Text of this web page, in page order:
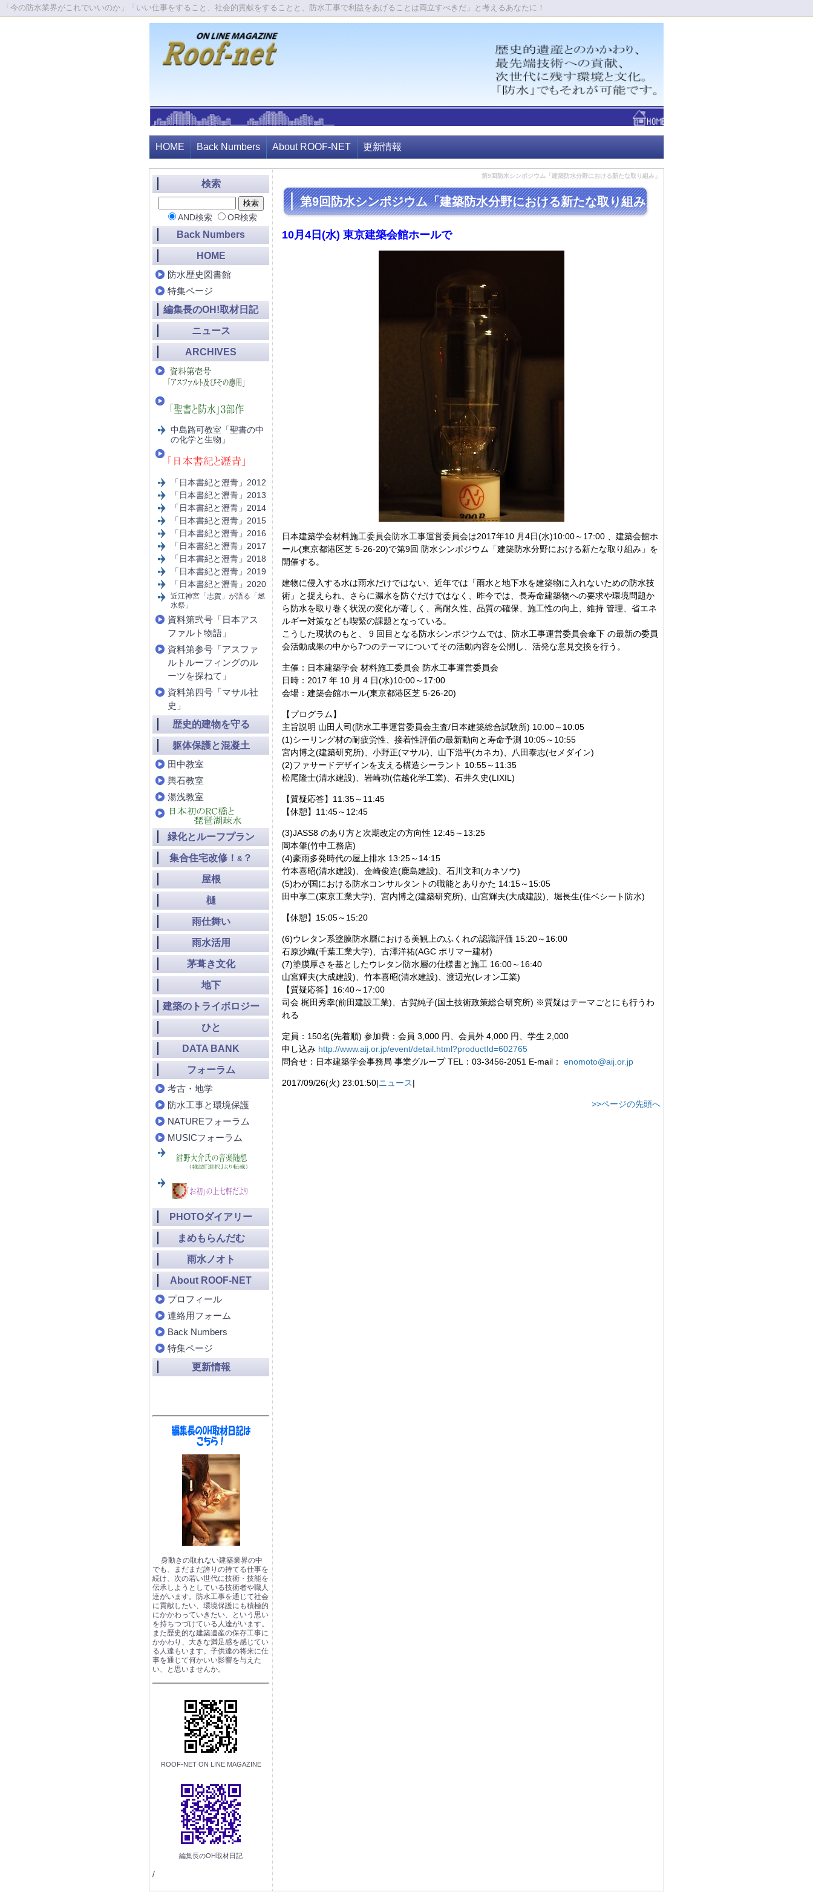
「今の防水業界がこれでいいのか」「いい仕事をすること、社会的貢献をすることと、防水工事で利益をあげることは両立すべきだ」と考えるあなたに！
HOME Back Numbers About ROOF-NET 更新情報
第9回防水シンポジウム「建築防水分野における新たな取り組み」
第9回防水シンポジウム「建築防水分野における新たな取り組み」
10月4日(水) 東京建築会館ホールで
日本建築学会材料施工委員会防水工事運営委員会は2017年10 月4日(水)10:00～17:00 、建築会館ホ
ール(東京都港区芝 5-26-20)で第9回 防水シンポジウム「建築防水分野における新たな取り組み」を
開催する。
建物に侵入する水は雨水だけではない、近年では「雨水と地下水を建築物に入れないための防水技
術」と捉えられ、さらに漏水を防ぐだけではなく、昨今では、長寿命建築物への要求や環境問題か
ら防水を取り巻く状況の変化が著しく、高耐久性、品質の確保、施工性の向上、維持 管理、省エネ
ルギー対策なども喫緊の課題となっている。
こうした現状のもと、 9 回目となる防水シンポジウムでは、防水工事運営委員会傘下 の最新の委員
会活動成果の中から7つのテーマについてその活動内容を公開し、活発な意見交換を行う。
主催：日本建築学会 材料施工委員会 防水工事運営委員会
日時：2017 年 10 月 4 日(水)10:00～17:00
会場：建築会館ホール(東京都港区芝 5-26-20)
【プログラム】
主旨説明 山田人司(防水工事運営委員会主査/日本建築総合試験所) 10:00～10:05
(1)シーリング材の耐疲労性、接着性評価の最新動向と寿命予測 10:05～10:55
宮内博之(建築研究所)、小野正(マサル)、山下浩平(カネカ)、八田泰志(セメダイン)
(2)ファサードデザインを支える構造シーラント 10:55～11:35
松尾隆士(清水建設)、岩崎功(信越化学工業)、石井久史(LIXIL)
【質疑応答】11:35～11:45
【休憩】11:45～12:45
(3)JASS8 のあり方と次期改定の方向性 12:45～13:25
岡本肇(竹中工務店)
(4)豪雨多発時代の屋上排水 13:25～14:15
竹本喜昭(清水建設)、金崎俊造(鹿島建設)、石川文和(カネソウ)
(5)わが国における防水コンサルタントの職能とありかた 14:15～15:05
田中享二(東京工業大学)、宮内博之(建築研究所)、山宮輝夫(大成建設)、堀長生(住ベシート防水)
【休憩】15:05～15:20
(6)ウレタン系塗膜防水層における美観上のふくれの認識評価 15:20～16:00
石原沙織(千葉工業大学)、古澤洋祐(AGC ポリマー建材)
(7)塗膜厚さを基としたウレタン防水層の仕様書と施工 16:00～16:40
山宮輝夫(大成建設)、竹本喜昭(清水建設)、渡辺光(レオン工業)
【質疑応答】16:40～17:00
司会 梶田秀幸(前田建設工業)、古賀純子(国土技術政策総合研究所) ※質疑はテーマごとにも行うわ
れる
定員：150名(先着順) 参加費：会員 3,000 円、会員外 4,000 円、学生 2,000
申し込み http://www.aij.or.jp/event/detail.html?productId=602765
問合せ：日本建築学会事務局 事業グループ TEL：03-3456-2051 E-mail： enomoto@aij.or.jp
2017/09/26(火) 23:01:50|ニュース|
>>ページの先頭へ
検索
AND検索 OR検索
Back Numbers
HOME
防水歴史図書館
特集ページ
編集長のOH!取材日記
ニュース
ARCHIVES
中島路可教室「聖書の中
の化学と生物」
「日本書紀と瀝青」2012
「日本書紀と瀝青」2013
「日本書紀と瀝青」2014
「日本書紀と瀝青」2015
「日本書紀と瀝青」2016
「日本書紀と瀝青」2017
「日本書紀と瀝青」2018
「日本書紀と瀝青」2019
「日本書紀と瀝青」2020
近江神宮「志賀」が語る「燃
水祭」
資料第弐号「日本アス
ファルト物語」
資料第参号「アスファ
ルトルーフィングのル
ーツを探ねて」
資料第四号「マサル社
史」
歴史的建物を守る
躯体保護と混凝土
田中教室
輿石教室
湯浅教室
緑化とルーフプラン
集合住宅改修！ & ？
屋根
樋
雨仕舞い
雨水活用
茅葺き文化
地下
建築のトライボロジー
ひと
DATA BANK
フォーラム
考古・地学
防水工事と環境保護
NATUREフォーラム
MUSICフォーラム
PHOTOダイアリー
まめもらんだむ
雨水ノオト
About ROOF-NET
プロフィール
連絡用フォーム
Back Numbers
特集ページ
更新情報
身動きの取れない建築業界の中
でも、まだまだ誇りの持てる仕事を
続け、次の若い世代に技術・技能を
伝承しようとしている技術者や職人
達がいます。防水工事を通じて社会
に貢献したい、環境保護にも積極的
にかかわっていきたい、という思い
を持ちつづけている人達がいます。
また歴史的な建築遺産の保存工事に
かかわり、大きな満足感を感じてい
る人達もいます。子供達の将来に仕
事を通じて何かいい影響を与えた
い、と思いませんか。
ROOF-NET ON LINE MAGAZINE
編集長のOH取材日記
/